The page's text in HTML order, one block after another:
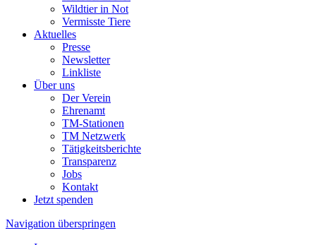
Wildtier in Not
Vermisste Tiere
Aktuelles
Presse
Newsletter
Linkliste
Über uns
Der Verein
Ehrenamt
TM-Stationen
TM Netzwerk
Tätigkeitsberichte
Transparenz
Jobs
Kontakt
Jetzt spenden
Navigation überspringen